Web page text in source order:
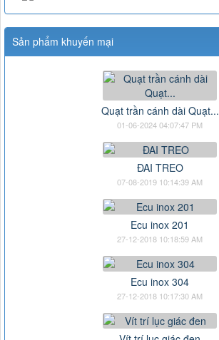
Sản phẩm khuyến mại
Quạt trần cánh dài Quạt...
01-06-2024 04:07:47 PM
ĐAI TREO
07-08-2019 10:14:39 AM
Ecu inox 201
27-12-2018 10:18:59 AM
Ecu inox 304
27-12-2018 10:17:30 AM